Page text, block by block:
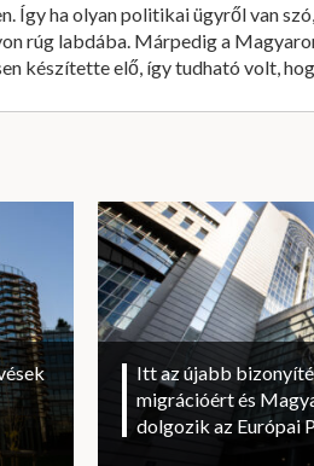
ha olyan politikai ügyről van
rúg labdába. Márpedig a
készítette elő, így tudható volt,
Itt az újabb
migrációért és
dolgozik az Európai